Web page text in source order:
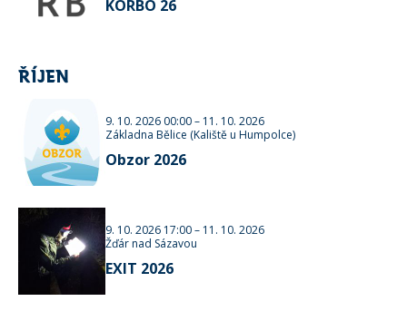
KORBO 26
ŘÍJEN
9. 10. 2026 00:00– 11. 10. 2026
Základna Bělice (Kaliště u Humpolce)
Obzor 2026
9. 10. 2026 17:00– 11. 10. 2026
Žďár nad Sázavou
EXIT 2026